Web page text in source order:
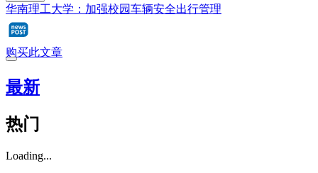
华南理工大学：加强校园车辆安全出行管理
购买此文章
最新
热门
Loading...